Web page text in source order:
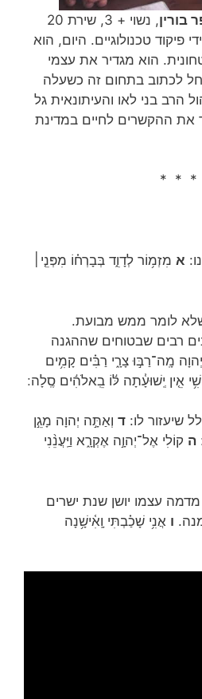
בורין
, נשוי + 3, שירת 20
פיקוד טכנולוגיים. היום, הוא
הוא מגדיר את עצמי
לכתוב בתחום זה כשעלה
פרויקט 929 בניהול הרב בני לאו והעיתונאית גל
ההקשרים לחיים במדינת
* * *
א מִזְמ֥וֹר לְדָוִ֑ד בְּבָרְח֗וֹ מִפְּנֵ֤י׀
לומר ממש מבועת.
רבים שבטוחים שההגנה
יְהוָה מָֽה־רַבּ֣וּ צָרָ֑י רַבִּ֗ים קָמִ֥ים
אֵ֤ין יְֽשׁוּעָ֓תָה לּ֬וֹ בֵֽאלֹהִ֬ים סֶֽלָה ׃
שיעזור לו: ד וְאַתָּ֣ה יְהוָה מָגֵ֣ן
ה קוֹלִי אֶל־יְהוָ֣ה אֶקְרָ֑א וַיַּֽעֲנֵ֨נִי
עצמו יושן שנת ישרים
ו אֲנִ֥י שָׁכַ֗בְתִּי וָֽאִ֫ישָׁ֥נָה